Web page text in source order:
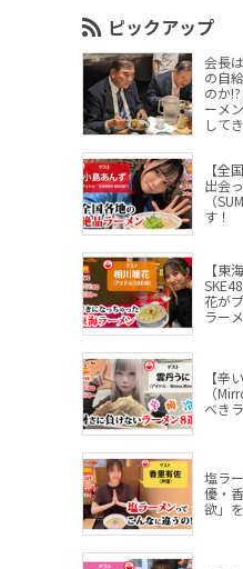
ピックアップ
会長
の自
のか
ーメ
して
【全
出会
（
す！
【東
花が
ラー
【辛
（
べき
塩ラ
優・
欲」